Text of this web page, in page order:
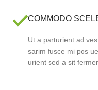
COMMODO
Ut a parturient ad
sarim fusce mi pos
urient sed a sit